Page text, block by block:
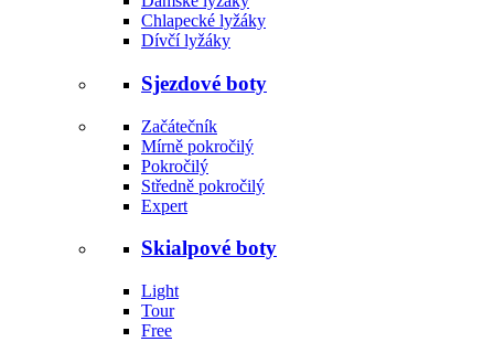
Chlapecké lyžáky
Dívčí lyžáky
Sjezdové boty
Začátečník
Mírně pokročilý
Pokročilý
Středně pokročilý
Expert
Skialpové boty
Light
Tour
Free